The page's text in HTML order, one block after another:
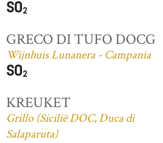
GRECO DI TUFO DOCG
Wijnhuis Lunanera - Campania
KREUKET
Grillo (Sicilië DOC, Duca di
Salaparuta)